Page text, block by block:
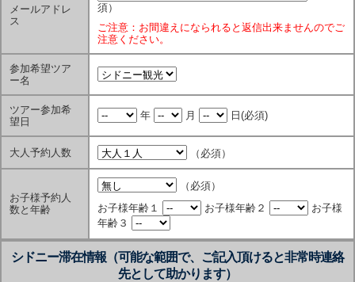
メールアドレ
ス
須）
ご注意：お間違えになられると返信出来ませんのでご
注意ください。
参加希望ツア
ー名
ツアー参加希
望日
年 月 日(必須)
大人予約人数 （必須）
お子様予約人
数と年齢
（必須）
お子様年齢１
お子様年齢２
お子様
年齢３
シドニー滞在情報（可能な範囲で、ご記入頂けると非常時連絡
先として助かります）